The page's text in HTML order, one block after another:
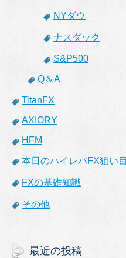
NYダウ
ナスダック
S&P500
Q＆A
TitanFX
AXIORY
HFM
本日のハイレバFX狙い目
FXの基礎知識
その他
最近の投稿